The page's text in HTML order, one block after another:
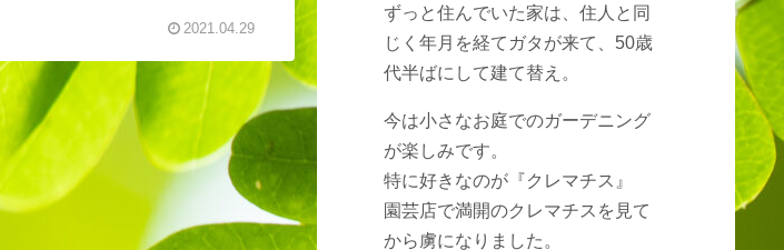
2021.04.29
ずっと住んでいた家は、住人と同
じく年月を経てガタが来て、50歳
代半ばにして建て替え。
今は小さなお庭でのガーデニング
が楽しみです。
特に好きなのが『クレマチス』
園芸店で満開のクレマチスを見て
から虜になりました。